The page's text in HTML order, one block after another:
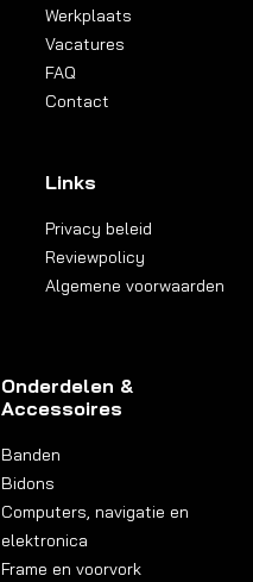
Werkplaats
Vacatures
FAQ
Contact
Links
Privacy beleid
Reviewpolicy
Algemene voorwaarden
Onderdelen &
Accessoires
Banden
Bidons
Computers, navigatie en
elektronica
Frame en voorvork